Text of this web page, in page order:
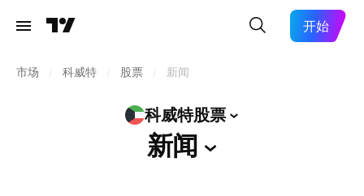
开始
市场 科威特 股票 新闻
科威特股票
新闻